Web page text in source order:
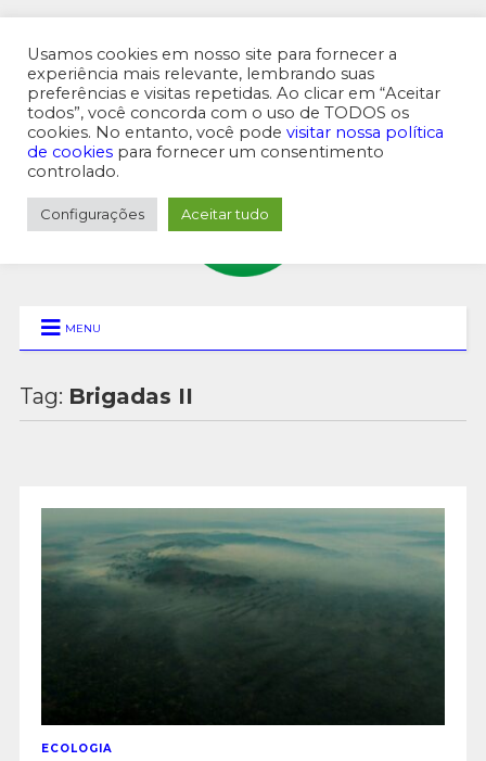
MENU SUPERIOR
MENU
Tag: Brigadas II
ECOLOGIA
Usamos cookies em nosso site para fornecer a
experiência mais relevante, lembrando suas
preferências e visitas repetidas. Ao clicar em “Aceitar
todos”, você concorda com o uso de TODOS os
cookies. No entanto, você pode visitar nossa política
de cookies para fornecer um consentimento
controlado.
Configurações Aceitar tudo